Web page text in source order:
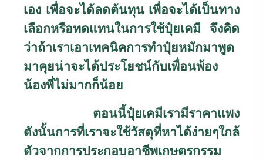
เอง เพื่อจะได้ลดต้นทุน เพื่อจะได้เป็นทาง
เลือกหรือทดแทนในการใช้ปุ๋ยเคมี จึงคิด
ว่าถ้าเราเอาเทคนิคการทำปุ๋ยหมักมาพูด
มาคุยน่าจะได้ประโยชน์กับเพื่อนพ้อง
น้องพี่ไม่มากก็น้อย
ตอนนี้ปุ๋ยเคมีเรามีราคาแพง
ดังนั้นการที่เราจะใช้วัสดุที่หาได้ง่ายๆใกล้
ตัวจากการประกอบอาชีพเกษตรกรรม